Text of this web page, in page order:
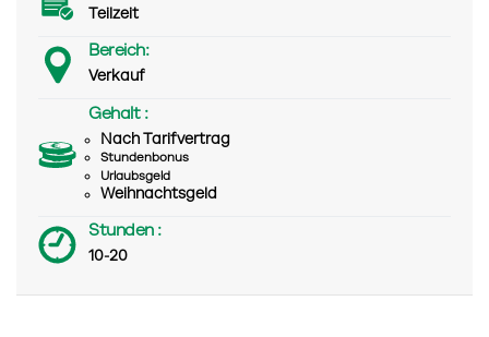
Teilzeit
Bereich:
Verkauf
Gehalt :
Nach Tarifvertrag
Stundenbonus
Urlaubsgeld
Weihnachtsgeld
Stunden :
10-20